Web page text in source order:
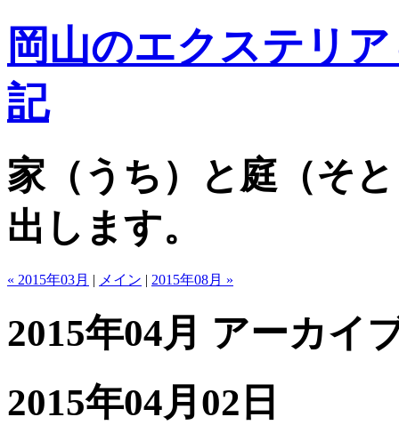
岡山のエクステリ
記
家（うち）と庭（そ
出します。
« 2015年03月 | メイン | 2015年08月 »
2015年04月 アーカイ
2015年04月02日